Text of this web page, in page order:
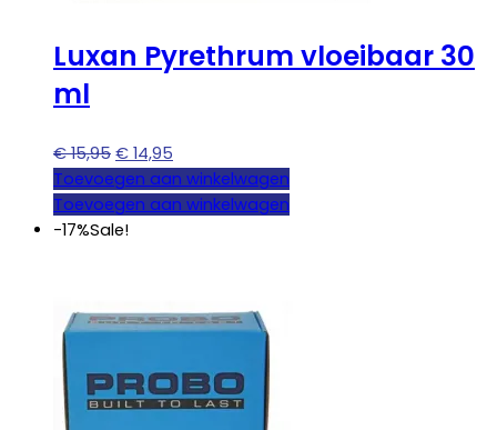
Luxan Pyrethrum vloeibaar 30
ml
€15,95 Oorspronkelijke
prijs
was:
€ 15,95.
€ 14,95
prijs
is:
Toevoegen aan winkelwagen
Toevoegen aan winkelwagen
-17%Sale!